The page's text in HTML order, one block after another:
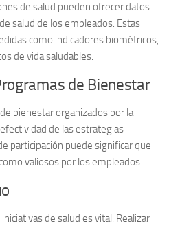
de salud pueden ofrecer datos
salud de los empleados. Estas
como indicadores biométricos,
de vida saludables.
de Bienestar
bienestarorganizados por la
de las estrategias
participación puede significar que
valiosos por los empleados.
de salud es vital. Realizar